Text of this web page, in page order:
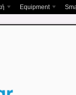
Equipment